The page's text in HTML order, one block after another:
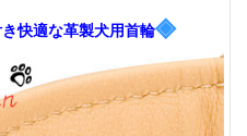
快適な革製犬用首輪◈